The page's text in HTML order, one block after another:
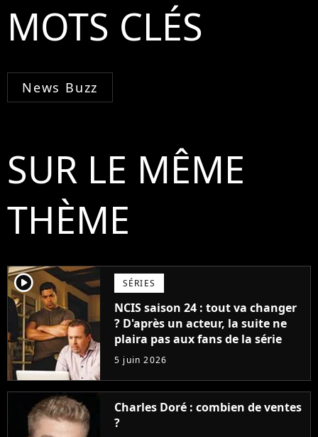
MOTS CLÉS
News Buzz
SUR LE MÊME
THÈME
player2 SÉRIES
NCIS saison 24 : tout va changer
? D'après un acteur, la suite ne
plaira pas aux fans de la série
5 juin 2026
Charles Doré : combien de ventes
?